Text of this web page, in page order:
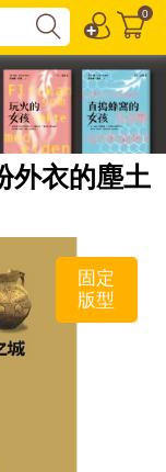
0
外衣的塵土
固定
版型